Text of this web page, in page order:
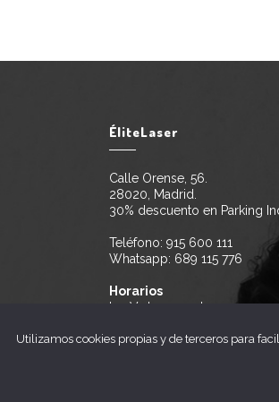
ÉliteLaser
Calle Orense, 56.
28020, Madrid.
30% descuento en Parking
Teléfono: 915 600 111
Whatsapp: 689 115 776
Horarios
L a V de 10 a 21h
Utilizamos cookies propias y de terceros para